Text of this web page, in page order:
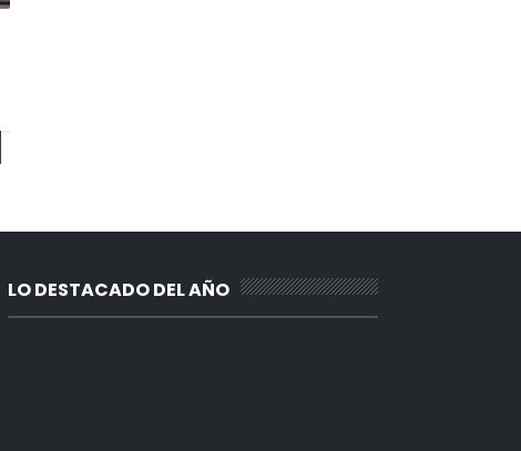
LO DESTACADO DEL AÑO